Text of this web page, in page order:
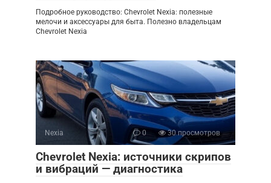
Подробное руководство: Chevrolet Nexia: полезные
мелочи и аксессуары для быта. Полезно владельцам
Chevrolet Nexia
Nexia 0 30 просмотров
Chevrolet Nexia: источники скрипов
и вибраций — диагностика